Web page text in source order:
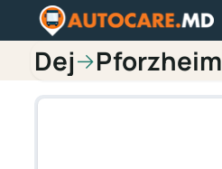
Dej→Pforzheim